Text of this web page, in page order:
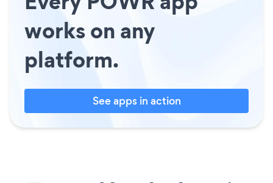
works on any
platform.
See apps in action